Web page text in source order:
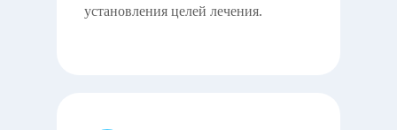
установления целей лечения.